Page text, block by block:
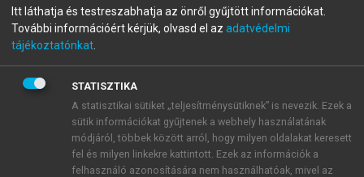
fiókoddal,vagy hozz létre új fiókot.
A regisztráció után apróbaidőszakautomatikusan
BELÉPÉS SAJÁT FIÓKKAL
ÚJ FIÓK LÉTREHOZÁSA
1 óra díjmentes hozzáférés
Itt láthatja és testreszabhatja az önről gyűjtött információkat.
További információért kérjük, olvasd el az adatvédelmi
tájékoztatónkat
STATISZTIKA
A statisztikai sütiket „teljesítménysütiknek” is nevezik. Ezek a
sütik információkat gyűjtenek a webhely használatának
módjáról, többek között arról, hogy milyen oldalakat keresett
fel és milyen linkekre kattintott. Ezek az információk a
felhasználó azonosítására nem használhatóak, mivel az